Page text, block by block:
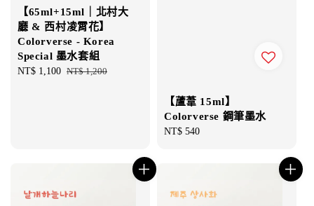
【65ml+15ml｜北村大
廳 & 西村凌霄花】
Colorverse - Korea
Special 墨水套組
Sale
NT$ 1,100 Regular
NT$ 1,200
【蘆葦 15ml】
Colorverse 鋼筆墨水
Regular
NT$ 540